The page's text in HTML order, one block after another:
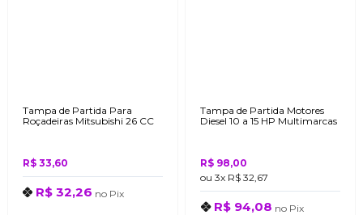
Tampa de Partida Para
Roçadeiras Mitsubishi 26 CC
R$ 33,60
R$ 32,26 no Pix
Tampa de Partida Motores
Diesel 10 a 15 HP Multimarcas
R$ 98,00
ou 3x R$ 32,67
R$ 94,08 no Pix